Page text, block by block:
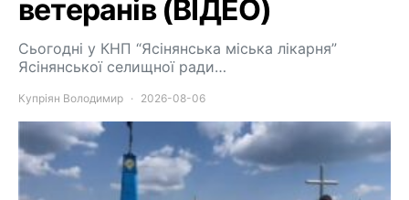
ветеранів (ВІДЕО)
Сьогодні у КНП “Ясінянська міська лікарня”
Ясінянської селищної ради…
Купріян Володимир 2026-08-06